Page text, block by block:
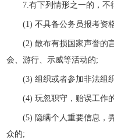
7.有下列情形之一的，不
(1) 不具备公务员报考资
(2) 散布有损国家声誉的言
会、游行、示威等活动的;
(3) 组织或者参加非法组
(4) 玩忽职守，贻误工作
(5) 隐瞒个人重要信息，弄
众的;